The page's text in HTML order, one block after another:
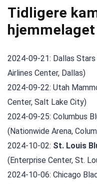
Tidligere
hjemmelaget
2024-09-21: Dallas Stars
Airlines Center, Dallas)
2024-09-22: Utah
Center, Salt Lake City)
2024-09-25: Columbus
(Nationwide Arena,
2024-10-02: St. Louis
(Enterprise Center, St.
2024-10-06: Chicago